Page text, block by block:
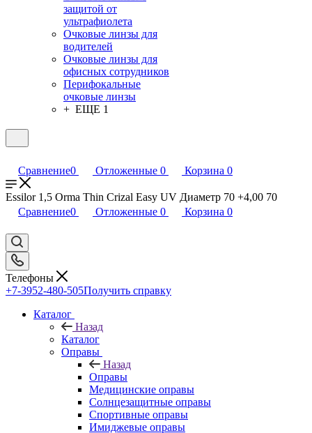
защитой от
ультрафиолета
Очковые линзы для
водителей
Очковые линзы для
офисных сотрудников
Перифокальные
очковые линзы
+ ЕЩЕ 1
Сравнение0 Отложенные 0 Корзина 0
Essilor 1,5 Orma Thin Crizal Easy UV Диаметр 70 +4,00 70
Сравнение0 Отложенные 0 Корзина 0
Телефоны
+7-3952-480-505Получить справку
Каталог
Назад
Каталог
Оправы
Назад
Оправы
Медицинские оправы
Солнцезащитные оправы
Спортивные оправы
Имиджевые оправы